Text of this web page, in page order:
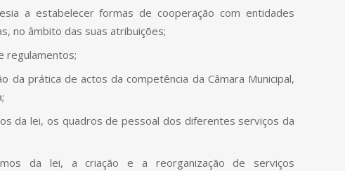
a estabelecer formas de cooperação com entidades
no âmbito das suas atribuições;
regulamentos;
da prática de actos da competência da Câmara Municipal,
da lei, os quadros de pessoal dos diferentes serviços da
da lei, a criação e a reorganização de serviços